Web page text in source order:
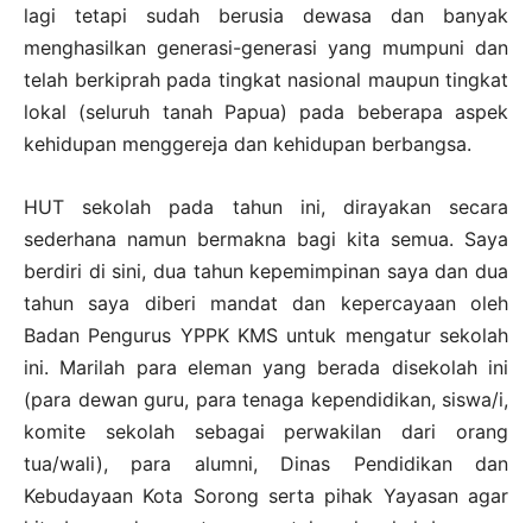
lagi tetapi sudah berusia dewasa dan banyak
menghasilkan generasi-generasi yang mumpuni dan
telah berkiprah pada tingkat nasional maupun tingkat
lokal (seluruh tanah Papua) pada beberapa aspek
kehidupan menggereja dan kehidupan berbangsa.
HUT sekolah pada tahun ini, dirayakan secara
sederhana namun bermakna bagi kita semua. Saya
berdiri di sini, dua tahun kepemimpinan saya dan dua
tahun saya diberi mandat dan kepercayaan oleh
Badan Pengurus YPPK KMS untuk mengatur sekolah
ini. Marilah para eleman yang berada disekolah ini
(para dewan guru, para tenaga kependidikan, siswa/i,
komite sekolah sebagai perwakilan dari orang
tua/wali), para alumni, Dinas Pendidikan dan
Kebudayaan Kota Sorong serta pihak Yayasan agar